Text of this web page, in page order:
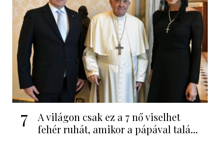
7
A világon csak ez a 7 nő viselhet
fehér ruhát, amikor a pápával talá...